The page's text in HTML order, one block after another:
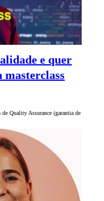
e quer
masterclass
Quality Assurance (garantia de